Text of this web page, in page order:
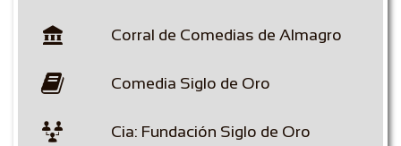
 Corral de Comedias de Almagro
 Comedia Siglo de Oro
 Cia: Fundación Siglo de Oro